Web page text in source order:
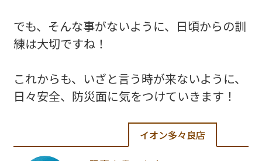
でも、そんな事がないように、日頃からの訓
練は大切ですね！
これからも、いざと言う時が来ないように、
日々安全、防災面に気をつけていきます！
イオン多々良店